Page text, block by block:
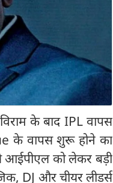
के बाद IPL वापस
के वापस शुरू होने का
आईपीएल को लेकर बड़ी
DJ और चीयर लीडर्स